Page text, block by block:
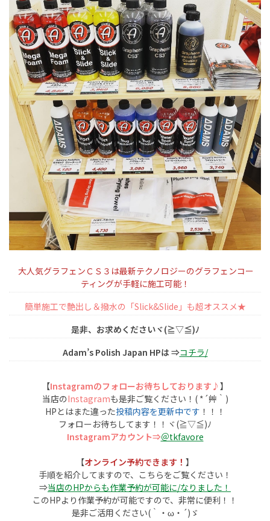
大人気グラフェンＣＳ３は最新テクノロジーのグラフェンコー
ティングが手軽に施工可能！
簡単施工で艶出し＆撥水の「Slick&Slide」も超オススメ★
是非、お求めくださいヾ(≧▽≦)ﾉ
Adam’s Polish Japan HPは ⇒コチラ/
【Instagramのフォローお待ちしております♪ 】
当店のInstagramも是非ご覧ください！( *´艸｀)
HPとはまた違った投稿内容を更新中です ！！！
フォローお待ちしてます！！ヾ(≧▽≦)ﾉ
Instagramアカウント⇒＠tkfavore
【オンライン予約できます！ 】
手順を紹介してますので、こちらをご覧ください！
⇒当店のHPからも作業予約が可能に/なりました！
このHPより作業予約が可能ですので、非常に便利！！
是非ご活用ください(｀・ω・´)ゞ